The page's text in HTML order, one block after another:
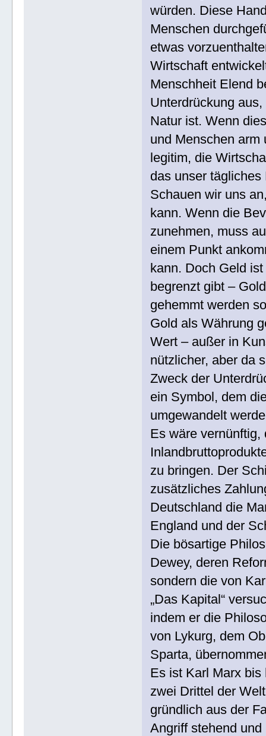
würden. Diese
Menschen
etwas
Wirtschaft
Menschheit Elend
Unterdrückung
Natur ist. Wenn
und Menschen arm
legitim, die
das unser
Schauen wir uns
kann. Wenn die
zunehmen, muss
einem Punkt
kann. Doch Geld
begrenzt gibt –
gehemmt werden
Gold als Währung
Wert – außer in
nützlicher, aber da
Zweck der
ein Symbol, dem
umgewandelt
Es wäre vernünftig,
zu bringen. Der
zusätzliches
Deutschland die
England und der
Die bösartige
Dewey, deren
sondern die von
„Das Kapital“
indem er die
von Lykurg, dem
Sparta,
Es ist Karl Marx
zwei Drittel der
gründlich aus der
Angriff stehend